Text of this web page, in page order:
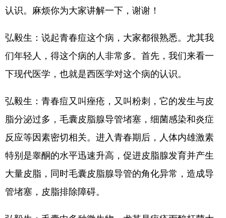
认识。麻烦你为大家讲解一下，谢谢！
弘毅生：说起青春痘这个病，大家都很熟悉。尤其我
们年轻人，得这个病的人非常多。首先，我们来看一
下现代医学，也就是西医学对这个病的认识。
弘毅生：青春痘又叫痤疮，又叫粉刺，它的发生与皮
脂分泌过多，毛囊皮脂腺导管堵塞，细菌感染和炎症
反应等因素密切相关。进入青春期后，人体内雄激素
特别是睾酮的水平迅速升高，促进皮脂腺发育并产生
大量皮脂，同时毛囊皮脂腺导管的角化异常，造成导
管堵塞，皮脂排除障碍。